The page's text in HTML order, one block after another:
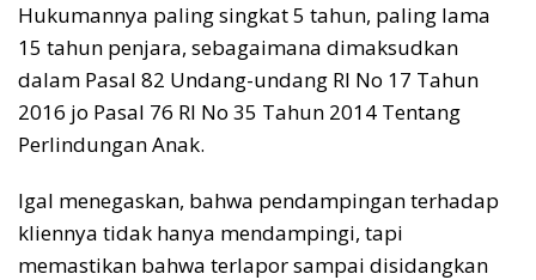
Hukumannya paling singkat 5 tahun, paling lama
15 tahun penjara, sebagaimana dimaksudkan
dalam Pasal 82 Undang-undang RI No 17 Tahun
2016 jo Pasal 76 RI No 35 Tahun 2014 Tentang
Perlindungan Anak.
Igal menegaskan, bahwa pendampingan terhadap
kliennya tidak hanya mendampingi, tapi
memastikan bahwa terlapor sampai disidangkan